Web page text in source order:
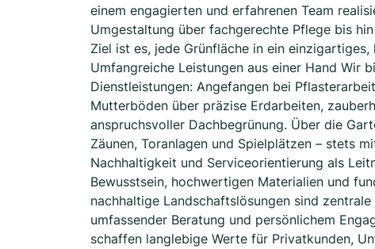
einem engagierten und erfahrenen Team
Umgestaltung über fachgerechte Pflege bis
Ziel ist es, jede Grünfläche in ein
Umfangreiche Leistungen aus einer Hand Wir
Dienstleistungen: Angefangen bei
Mutterböden über präzise Erdarbeiten,
anspruchsvoller Dachbegrünung. Über die
Zäunen, Toranlagen und Spielplätzen – stets
Nachhaltigkeit und Serviceorientierung als
Bewusstsein, hochwertigen Materialien und
nachhaltige Landschaftslösungen sind
umfassender Beratung und persönlichem
schaffen langlebige Werte für Privatkunden,